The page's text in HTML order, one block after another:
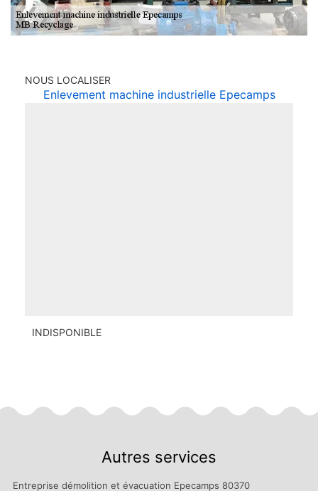
NOUS LOCALISER
Enlevement machine industrielle Epecamps
INDISPONIBLE
Autres services
Entreprise démolition et évacuation Epecamps 80370